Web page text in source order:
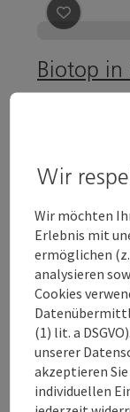
Beitrag
Biotop in
MODIMI
Beitrag
#welsguidetipp:
während des
Kremsmünster
und kein
dort wohnen.
Sattledt
Telefon
+43 7244
Wir
Wir möchten
Erlebnis mit
ermöglichen
analysieren
Cookies
(1) lit. a
unserer
akzeptieren Sie
individuellen